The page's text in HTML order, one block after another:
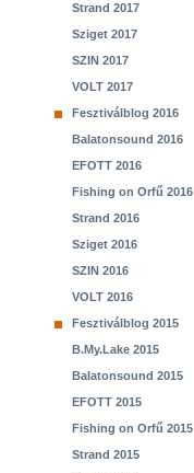
Strand 2017
Sziget 2017
SZIN 2017
VOLT 2017
Fesztiválblog 2016
Balatonsound 2016
EFOTT 2016
Fishing on Orfű 2016
Strand 2016
Sziget 2016
SZIN 2016
VOLT 2016
Fesztiválblog 2015
B.My.Lake 2015
Balatonsound 2015
EFOTT 2015
Fishing on Orfű 2015
Strand 2015